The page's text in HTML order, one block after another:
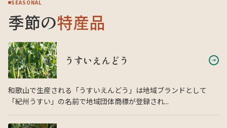
SEASONAL
季節の特産品
うすいえんどう
和歌山で生産される「うすいえんどう」は地域ブランドとして
「紀州うすい」の名前で地域団体商標が登録され...